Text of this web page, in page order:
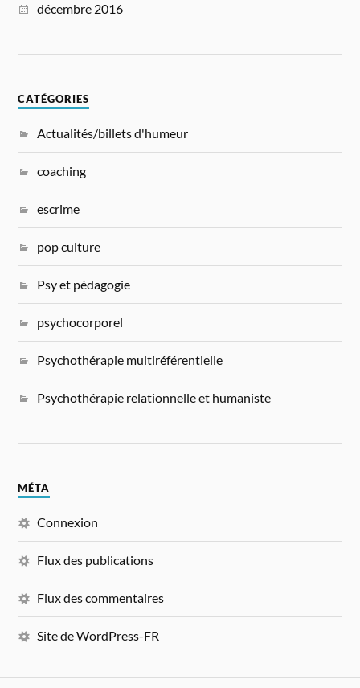
décembre 2016
CATÉGORIES
Actualités/billets d'humeur
coaching
escrime
pop culture
Psy et pédagogie
psychocorporel
Psychothérapie multiréférentielle
Psychothérapie relationnelle et humaniste
MÉTA
Connexion
Flux des publications
Flux des commentaires
Site de WordPress-FR